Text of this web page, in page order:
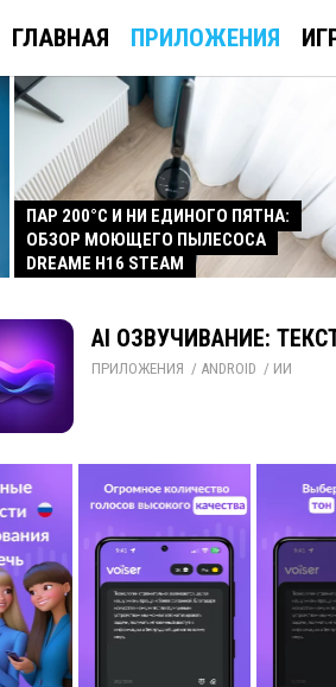
ГЛАВНАЯ ПРИЛОЖЕНИЯ
ПАР 200°C И НИ ЕДИНОГО ПЯТНА:
ОБЗОР МОЮЩЕГО ПЫЛЕСОСА
DREAME H16 STEAM
AI ОЗВУЧИВАНИЕ:
ПРИЛОЖЕНИЯ / ANDROID / ИИ